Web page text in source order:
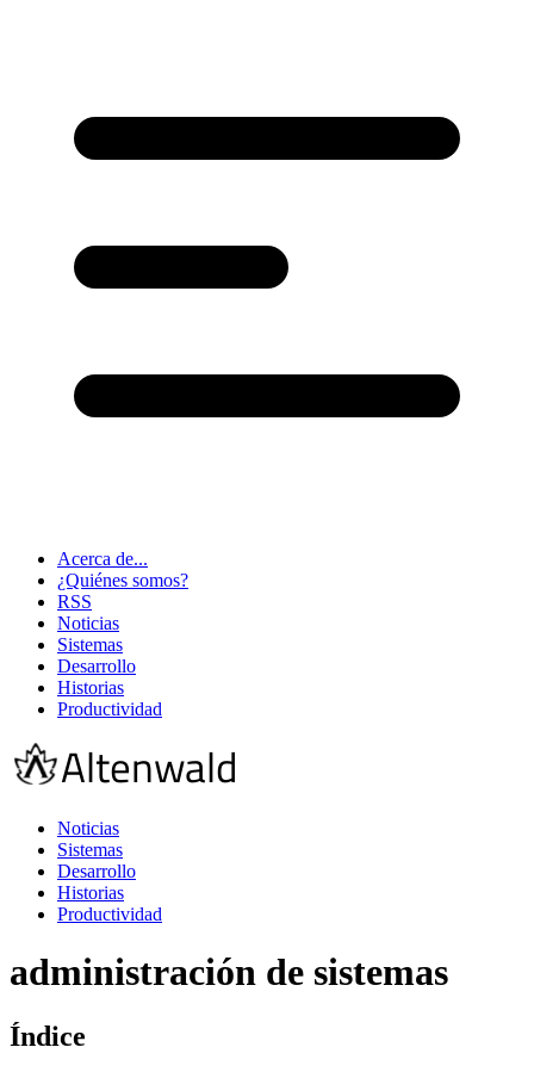
Acerca de...
¿Quiénes somos?
RSS
Noticias
Sistemas
Desarrollo
Historias
Productividad
Noticias
Sistemas
Desarrollo
Historias
Productividad
administración de sistemas
Índice